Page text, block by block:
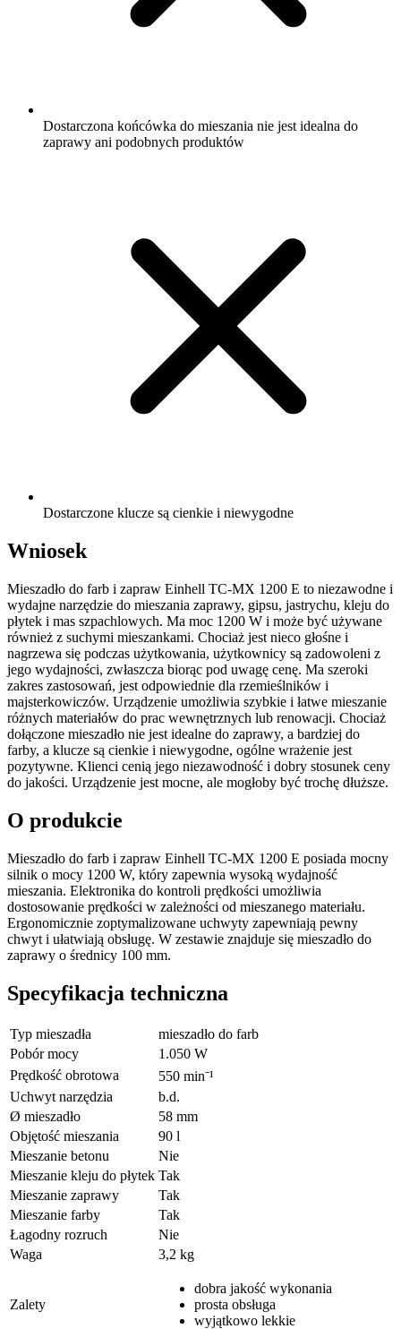
Dostarczona końcówka do mieszania nie jest idealna do
zaprawy ani podobnych produktów
Dostarczone klucze są cienkie i niewygodne
Wniosek
Mieszadło do farb i zapraw Einhell TC-MX 1200 E to niezawodne i
wydajne narzędzie do mieszania zaprawy, gipsu, jastrychu, kleju do
płytek i mas szpachlowych. Ma moc 1200 W i może być używane
również z suchymi mieszankami. Chociaż jest nieco głośne i
nagrzewa się podczas użytkowania, użytkownicy są zadowoleni z
jego wydajności, zwłaszcza biorąc pod uwagę cenę. Ma szeroki
zakres zastosowań, jest odpowiednie dla rzemieślników i
majsterkowiczów. Urządzenie umożliwia szybkie i łatwe mieszanie
różnych materiałów do prac wewnętrznych lub renowacji. Chociaż
dołączone mieszadło nie jest idealne do zaprawy, a bardziej do
farby, a klucze są cienkie i niewygodne, ogólne wrażenie jest
pozytywne. Klienci cenią jego niezawodność i dobry stosunek ceny
do jakości. Urządzenie jest mocne, ale mogłoby być trochę dłuższe.
O produkcie
Mieszadło do farb i zapraw Einhell TC-MX 1200 E posiada mocny
silnik o mocy 1200 W, który zapewnia wysoką wydajność
mieszania. Elektronika do kontroli prędkości umożliwia
dostosowanie prędkości w zależności od mieszanego materiału.
Ergonomicznie zoptymalizowane uchwyty zapewniają pewny
chwyt i ułatwiają obsługę. W zestawie znajduje się mieszadło do
zaprawy o średnicy 100 mm.
Specyfikacja techniczna
Typ mieszadła
mieszadło do farb
Pobór mocy
1.050 W
Prędkość obrotowa
550 min⁻¹
Uchwyt narzędzia
b.d.
Ø mieszadło
58 mm
Objętość mieszania
90 l
Mieszanie betonu
Nie
Mieszanie kleju do płytek Tak
Mieszanie zaprawy
Tak
Mieszanie farby
Tak
Łagodny rozruch
Nie
Waga
3,2 kg
Zalety
dobra jakość wykonania
prosta obsługa
wyjątkowo lekkie